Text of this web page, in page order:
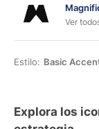
Ver
Estilo: Basic
Explora los